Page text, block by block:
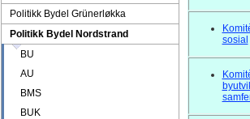
Politikk Bydel Grünerløkka
Politikk Bydel Nordstrand
BU
AU
BMS
BUK
sosial